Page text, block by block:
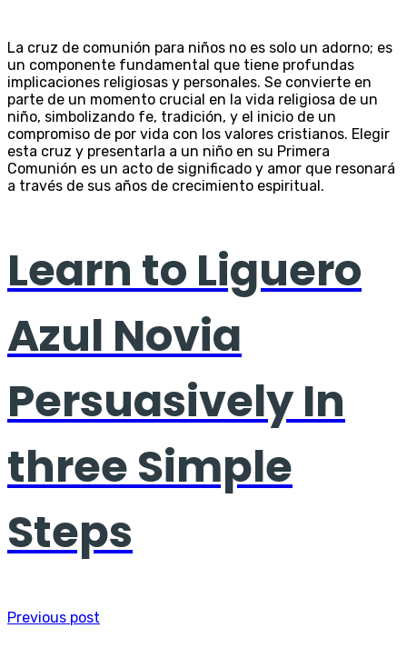
La cruz de comunión para niños no es solo un adorno; es
un componente fundamental que tiene profundas
implicaciones religiosas y personales. Se convierte en
parte de un momento crucial en la vida religiosa de un
niño, simbolizando fe, tradición, y el inicio de un
compromiso de por vida con los valores cristianos. Elegir
esta cruz y presentarla a un niño en su Primera
Comunión es un acto de significado y amor que resonará
a través de sus años de crecimiento espiritual.
Learn to Liguero
Azul Novia
Persuasively In
three Simple
Steps
Previous post